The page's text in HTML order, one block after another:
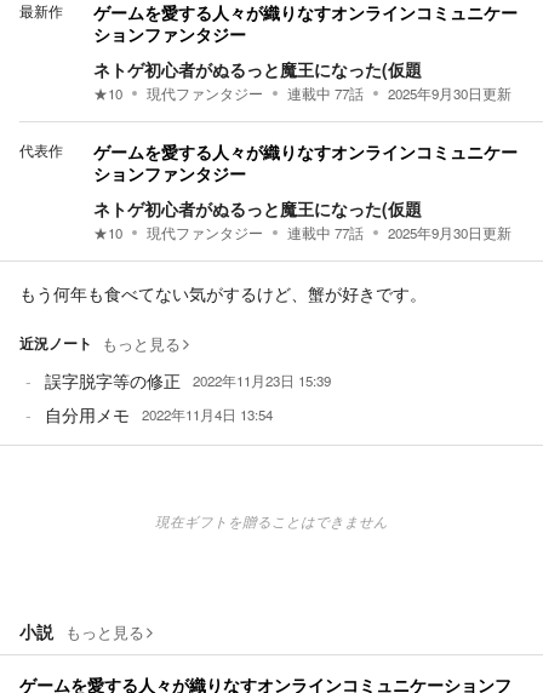
最新作
ゲームを愛する人々が織りなすオンラインコミュニケー
ションファンタジー
ネトゲ初心者がぬるっと魔王になった(仮題
★10 現代ファンタジー 連載中 77話 2025年9月30日更新
代表作
ゲームを愛する人々が織りなすオンラインコミュニケー
ションファンタジー
ネトゲ初心者がぬるっと魔王になった(仮題
★10 現代ファンタジー 連載中 77話 2025年9月30日更新
もう何年も食べてない気がするけど、蟹が好きです。
近況ノート もっと見る
誤字脱字等の修正 2022年11月23日 15:39
自分用メモ 2022年11月4日 13:54
現在ギフトを贈ることはできません
小説 もっと見る
ゲームを愛する人々が織りなすオンラインコミュニケーションフ